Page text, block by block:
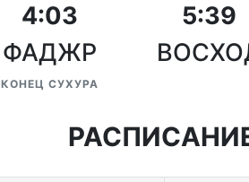
4:03
ФАДЖР
КОНЕЦ СУХУРА
5:39